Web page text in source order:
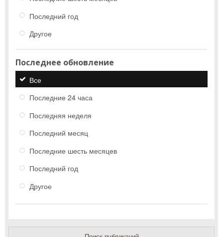
Последний год
Другое
Последнее обновление
Все
Последние 24 часа
Последняя неделя
Последний месяц
Последние шесть месяцев
Последний год
Другое